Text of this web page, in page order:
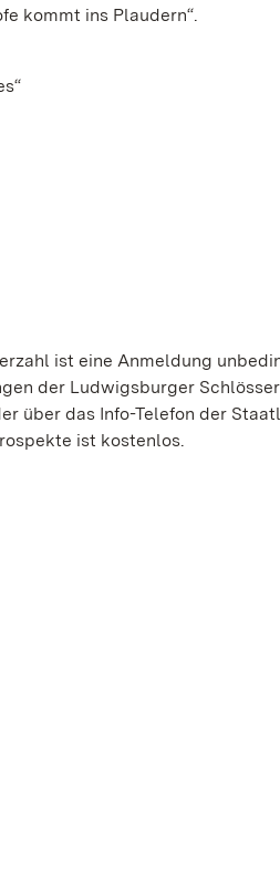
kommt ins Plaudern“.
ist eine Anmeldung
der Ludwigsburger
über das Info-Telefon der
ist kostenlos.